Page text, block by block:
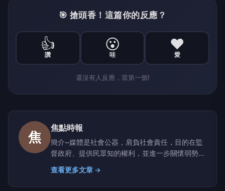
🎯 搶頭香！這篇你的反應？
👍
讚
😮
哇
❤️
愛
還沒有人反應，當第一個!
焦
焦點時報
簡介~媒體是社會公器，肩負社會責任，目的在監
督政府、提供民眾知的權利，並進一步關懷弱勢、
實現社會正義；職責就是實現媒體的社會責任。因
此，我們結合了一群志同道合的朋友，共同決心付
出一己綿薄之力，竭盡所能的為社會服務，以「焦
查看更多文章 →